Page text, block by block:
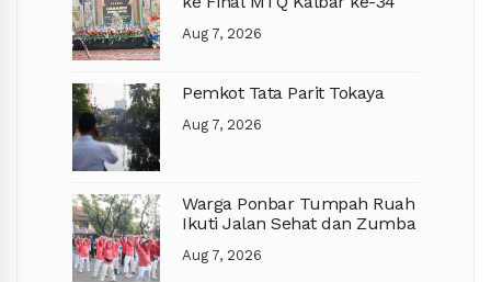
kemasyarakatan. Karena itu, edukasi
mengenai pemilahan sampah sejak tingkat
rumah tangga menjadi langkah penting
yang harus terus digencarkan.
“Yang paling utama adalah bagaimana kita
bersama-sama mengedukasi masyarakat
agar dapat memilah sampah sejak dari
rumah, antara sampah organik dan
nonorganik. Dengan demikian, pengelolaan
sampah akan lebih efektif dan memberikan
manfaat yang lebih besar bagi lingkungan
maupun masyarakat,” tutupnya. (prokopim
Aug 7, 2026
Pemkot Tata Parit Tokaya
Aug 7, 2026
Warga Ponbar Tumpah Ruah
Ikuti Jalan Sehat dan Zumba
Aug 7, 2026